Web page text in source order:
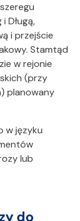
Długą,
i przejście
Stamtąd
w rejonie
(przy
planowany
w języku
lub